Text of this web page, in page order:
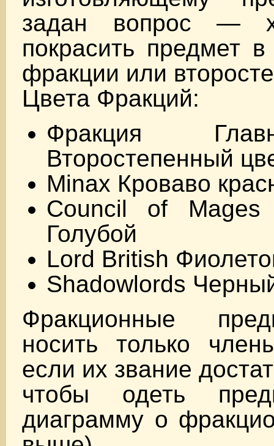
задан вопрос —
покрасить предмет
фракции или
Цвета Фракций:
Фракция
Второстепенный
Minax Кроваво
Council of Mages
Голубой
Lord British
Shadowlords
Фракционные
носить только
если их звание
чтобы одеть
диаграмму о